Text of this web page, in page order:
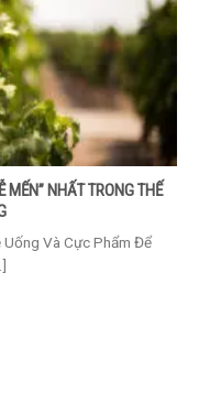
MẾN” NHẤT TRONG THẾ
Và Cực Phẩm Để